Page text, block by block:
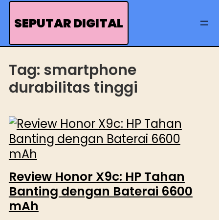
Skip
SEPUTAR DIGITAL
Tag: smartphone
durabilitas tinggi
Review Honor X9c: HP Tahan
Banting dengan Baterai 6600
mAh